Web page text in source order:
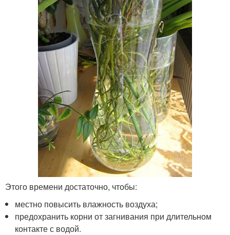
Этого времени достаточно, чтобы:
местно повысить влажность воздуха;
предохранить корни от загнивания при длительном
контакте с водой.